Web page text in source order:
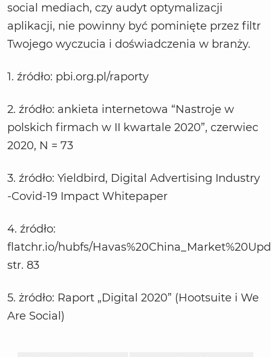
social mediach, czy audyt optymalizacji
aplikacji, nie powinny być pominięte przez filtr
Twojego wyczucia i doświadczenia w branży.
1. źródło: pbi.org.pl/raporty
2. źródło: ankieta internetowa “Nastroje w
polskich firmach w II kwartale 2020”, czerwiec
2020, N = 73
3. źródło: Yieldbird, Digital Advertising Industry
-Covid-19 Impact Whitepaper
4. źródło:
flatchr.io/hubfs/
str. 83
5. żródło: Raport „Digital 2020” (Hootsuite i We
Are Social)